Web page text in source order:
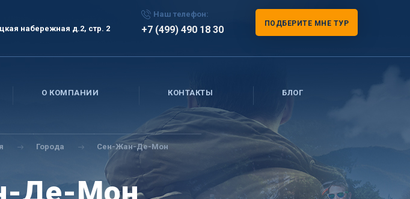
набережная д.2, стр. 2
Наш телефон:
+7 (499) 490 18 30
ПОДБЕРИТЕ МНЕ ТУР
О КОМПАНИИ КОНТАКТЫ БЛОГ
Города Сен-Жан-Де-Мон